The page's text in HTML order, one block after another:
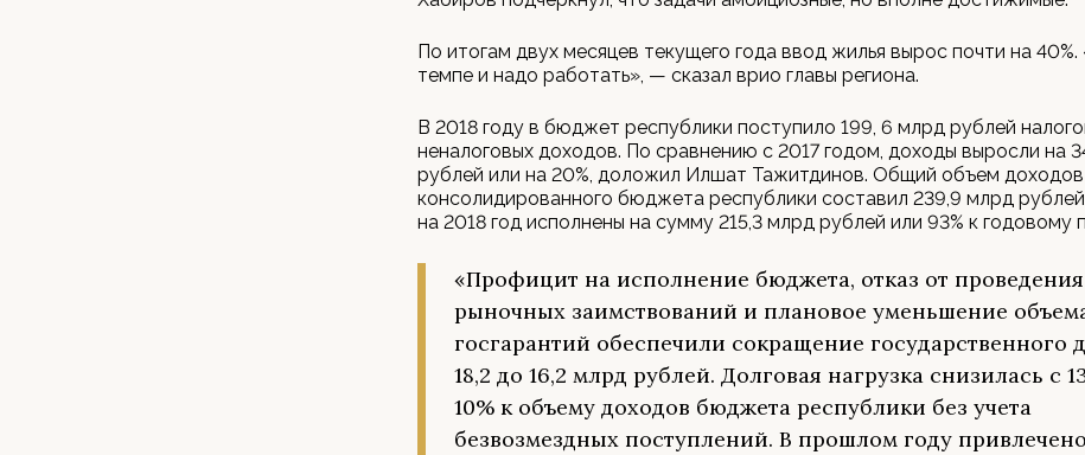
По итогам двух месяцев текущего года ввод жилья вырос почти на
темпе и надо работать», — сказал врио главы региона.
В 2018 году в бюджет республики поступило 199, 6 млрд рублей
неналоговых доходов. По сравнению с 2017 годом, доходы выросли на
рублей или на 20%, доложил Илшат Тажитдинов. Общий объем доходов
консолидированного бюджета республики составил 239,9 млрд
на 2018 год исполнены на сумму 215,3 млрд рублей или 93% к годовому
«Профицит на исполнение бюджета, отказ от проведения
рыночных заимствований и плановое уменьшение
госгарантий обеспечили сокращение государственного
18,2 до 16,2 млрд рублей. Долговая нагрузка снизилась с
10% к объему доходов бюджета республики без учета
безвозмездных поступлений. В прошлом году